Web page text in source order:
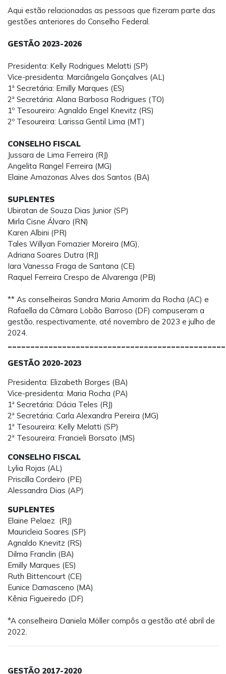
Aqui estão relacionadas as pessoas que fizeram parte das
gestões anteriores do Conselho Federal.
GESTÃO 2023-2026
Presidenta: Kelly Rodrigues Melatti (SP)
Vice-presidenta: Marciângela Gonçalves (AL)
1ª Secretária: Emilly Marques (ES)
2ª Secretária: Alana Barbosa Rodrigues (TO)
1º Tesoureiro: Agnaldo Engel Knevitz (RS)
2º Tesoureira: Larissa Gentil Lima (MT)
CONSELHO FISCAL
Jussara de Lima Ferreira (RJ)
Angelita Rangel Ferreira (MG)
Elaine Amazonas Alves dos Santos (BA)
SUPLENTES
Ubiratan de Souza Dias Junior (SP)
Mirla Cisne Álvaro (RN)
Karen Albini (PR)
Tales Willyan Fornazier Moreira (MG),
Adriana Soares Dutra (RJ)
Iara Vanessa Fraga de Santana (CE)
Raquel Ferreira Crespo de Alvarenga (PB)
** As conselheiras Sandra Maria Amorim da Rocha (AC) e
Rafaella da Câmara Lobão Barroso (DF) compuseram a
gestão, respectivamente, até novembro de 2023 e julho de
2024.
GESTÃO 2020-2023
Presidenta: Elizabeth Borges (BA)
Vice-presidenta: Maria Rocha (PA)
1ª Secretária: Dácia Teles (RJ)
2ª Secretária: Carla Alexandra Pereira (MG)
1ª Tesoureira: Kelly Melatti (SP)
2ª Tesoureira: Francieli Borsato (MS)
CONSELHO FISCAL
Lylia Rojas (AL)
Priscilla Cordeiro (PE)
Alessandra Dias (AP)
SUPLENTES
Elaine Pelaez (RJ)
Mauricleia Soares (SP)
Agnaldo Knevitz (RS)
Dilma Franclin (BA)
Emilly Marques (ES)
Ruth Bittencourt (CE)
Eunice Damasceno (MA)
Kênia Figueiredo (DF)
*A conselheira Daniela Möller compôs a gestão até abril de
2022.
GESTÃO 2017-2020